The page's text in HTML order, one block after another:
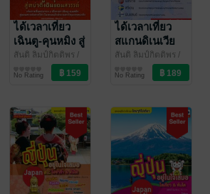
ได้เวลาเที่ยว
เฉินตู-คุนหมิง สู่
หย่าติงแดน
สวรรค์ : คู่มือ
เที่ยวประเทศจีน
สันติ ลิมป์กิตติพร /
สำนักพิมพ์ฟอร์เวิร์ด
No Rating
ได้เวลาเที่ยว
สแกนดิเนเวีย
สันติ ลิมป์กิตติพร/
สำนักพิมพ์ฟอร์เวิร์ด
No Rating